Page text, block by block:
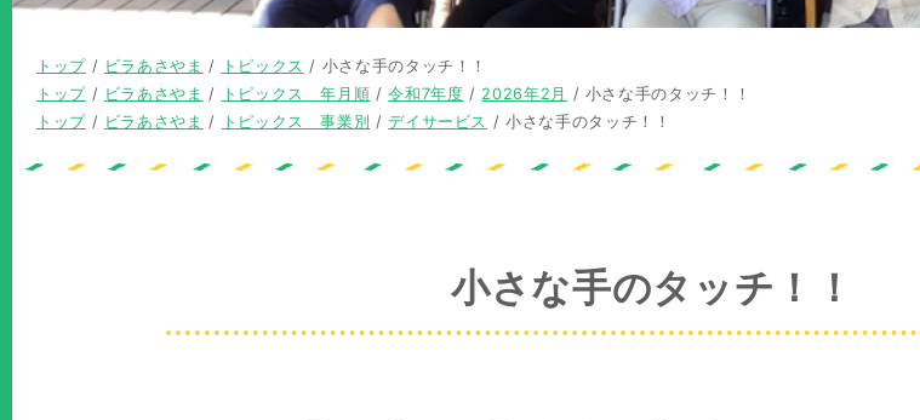
現
在
の
トップ/ ビラあさやま / トピックス / 小さな手のタッチ！！
現
在
トップ/ ビラあさやま / トピックス 年月順 /令和7年度 / 2026年2月 / 小さな手のタッチ！！
現
トップ/ ビラあさやま / トピックス 事業別 /デイサービス /小さな手のタッチ！！
小さな手のタッチ！！